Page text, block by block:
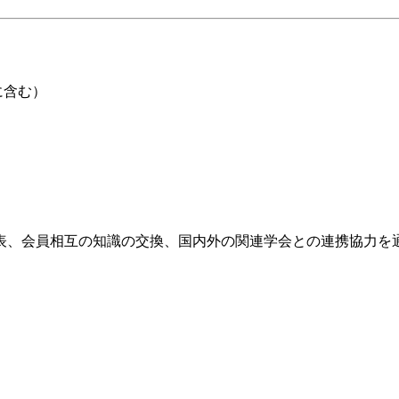
む）
相互の知識の交換、国内外の関連学会との連携協力を通